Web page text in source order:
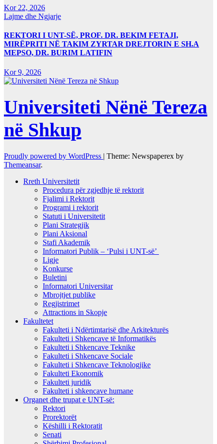
Kor 22, 2026
Lajme dhe Ngjarje
REKTORI I UNT-SË, PROF. DR. BEKIM FETAJI,
MIRËPRITI NË TAKIM ZYRTAR DREJTORIN E SH.A
MEPSO, DR. BURIM LATIFIN
Kor 9, 2026
Universiteti Nënë Tereza
në Shkup
Proudly powered by WordPress | Theme: Newspaperex by
Themeansar.
Rreth Universitetit
Procedura për zgjedhje të rektorit
Fjalimi i Rektorit
Programi i rektorit
Statuti i Universitetit
Plani Strategjik
Plani Aksional
Stafi Akademik
Informatori Publik – ‘Pulsi i UNT-së’
Ligje
Konkurse
Buletini
Informatori Universitar
Mbrojtjet publike
Regjistrimet
Attractions in Skopje
Fakultetet
Fakulteti i Ndërtimtarisë dhe Arkitekturës
Fakulteti i Shkencave të Informatikës
Fakulteti i Shkencave Teknike
Fakulteti i Shkencave Sociale
Fakulteti i Shkencave Teknologjike
Fakulteti Ekonomik
Fakulteti juridik
Fakulteti i shkencave humane
Organet dhe trupat e UNT-së:
Rektori
Prorektorët
Këshilli i Rektoratit
Senati